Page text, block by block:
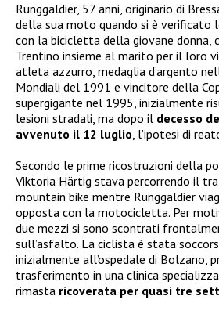
Runggaldier, 57 anni, originario di
della sua moto quando si è verificato
con la bicicletta della giovane donna,
Trentino insieme al marito per il loro
atleta azzurro, medaglia d’argento
Mondiali del 1991 e vincitore della
supergigante nel 1995, inizialmente
lesioni stradali, ma dopo il decesso
avvenuto il 12 luglio, l’ipotesi di
Secondo le prime ricostruzioni della
Viktoria Härtig stava percorrendo il
mountain bike mentre Runggaldier
opposta con la motocicletta. Per
due mezzi si sono scontrati
sull’asfalto. La ciclista è stata
inizialmente all’ospedale di Bolzano,
trasferimento in una clinica
rimasta ricoverata per quasi tre